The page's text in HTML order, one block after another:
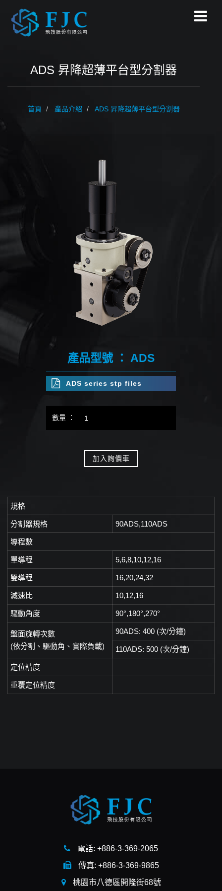
ADS 昇降超薄平台型分割器
首頁 產品介紹 ADS昇降超薄平台型分割器
產品型號 ： ADS
ADS series stp files
數量 ：
加入詢價車
規格
分割器規格 90ADS,110ADS
導程數
單導程 5,6,8,10,12,16
雙導程 16,20,24,32
減速比 10,12,16
驅動角度 90°,180°,270°
盤面旋轉次數
(依分割、驅動角、實際負載)
90ADS: 400 (次/分鐘)
110ADS: 500 (次/分鐘)
定位精度
重覆定位精度
電話: +886-3-369-2065
傳真: +886-3-369-9865
桃園市八德區開隆街68號